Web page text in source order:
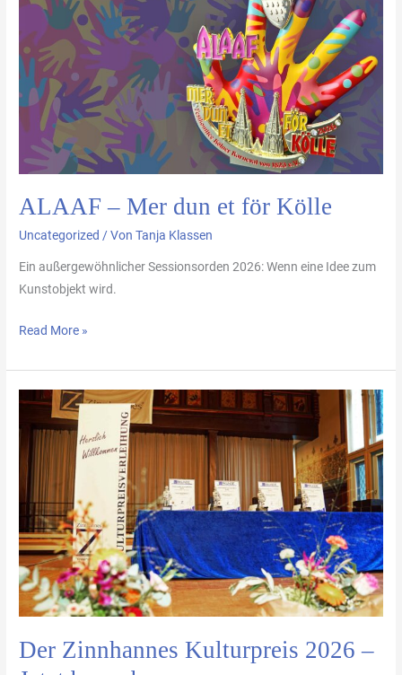
ALAAF – Mer dun et för Kölle
Uncategorized / VonTanja Klassen
Ein außergewöhnlicher Sessionsorden 2026: Wenn eine Idee zum
Kunstobjekt wird.
Mer
dun
et
för
Kölle
Read More »
Der Zinnhannes Kulturpreis 2026 –
Der
Zinnhannes
Kulturpreis
2026
Jetzt
bewerben